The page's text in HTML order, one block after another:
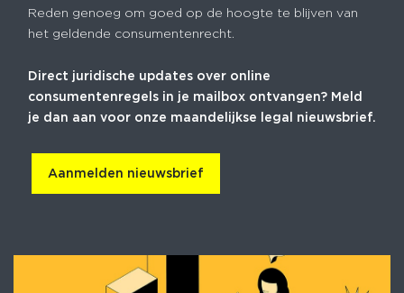
Reden genoeg om goed op de hoogte te blijven van
het geldende consumentenrecht.
Direct juridische updates over online
consumentenregels in je mailbox ontvangen? Meld
je dan aan voor onze maandelijkse legal nieuwsbrief.
Aanmelden nieuwsbrief